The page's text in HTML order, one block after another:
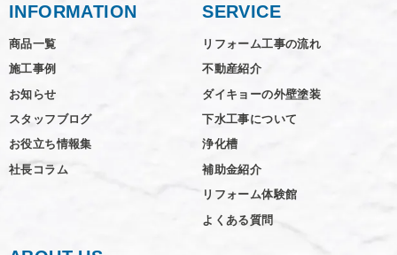
INFORMATION
商品一覧
施工事例
お知らせ
スタッフブログ
お役立ち情報集
社長コラム
SERVICE
リフォーム工事の流れ
不動産紹介
ダイキョーの外壁塗装
下水工事について
浄化槽
補助金紹介
リフォーム体験館
よくある質問